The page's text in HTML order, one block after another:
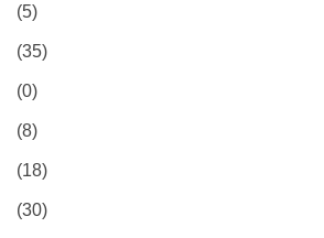
(5)
(35)
(0)
(8)
(18)
(30)